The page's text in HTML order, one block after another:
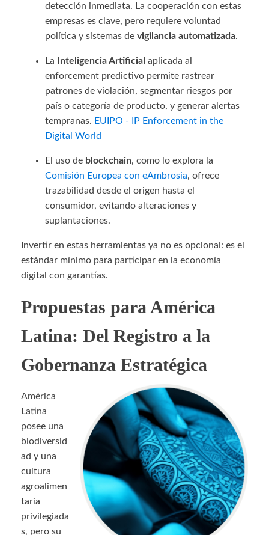
detección inmediata. La cooperación con estas
empresas es clave, pero requiere voluntad
política y sistemas de vigilancia automatizada.
La Inteligencia Artificial aplicada al
enforcement predictivo permite rastrear
patrones de violación, segmentar riesgos por
país o categoría de producto, y generar alertas
tempranas. EUIPO - IP Enforcement in the
Digital World
El uso de blockchain, como lo explora la
Comisión Europea con eAmbrosia, ofrece
trazabilidad desde el origen hasta el
consumidor, evitando alteraciones y
suplantaciones.
Invertir en estas herramientas ya no es opcional: es el
estándar mínimo para participar en la economía
digital con garantías.
Propuestas para América
Latina: Del Registro a la
Gobernanza Estratégica
América
Latina
posee una
biodiversid
ad y una
cultura
agroalimen
taria
privilegiada
s, pero su